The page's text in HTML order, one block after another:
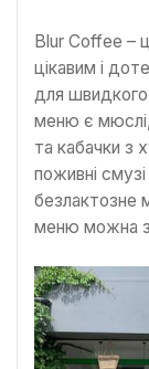
Blur Coffee –
цікавим і
для швидкого
меню є мюслі,
та кабачки з
поживні
безлактозне
меню можна